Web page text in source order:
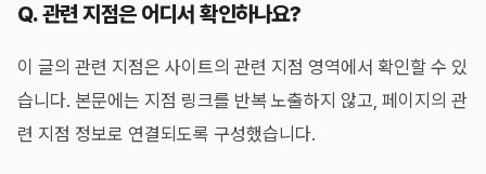
Q. 관련 지점은 어디서 확인하나요?
이 글의 관련 지점은 사이트의 관련 지점 영역에서 확인할 수 있
습니다. 본문에는 지점 링크를 반복 노출하지 않고, 페이지의 관
련 지점 정보로 연결되도록 구성했습니다.